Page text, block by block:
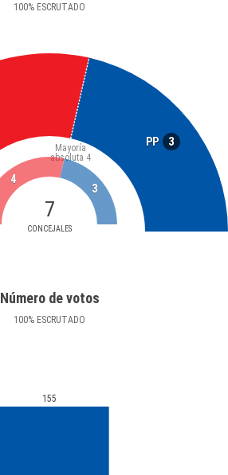
100% ESCRUTADO
PP 3
7
CONCEJALES
Mayoría
absoluta 4
4
3
Número de votos
100% ESCRUTADO
155